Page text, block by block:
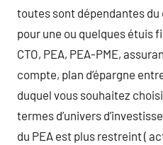
toutes sont dépendantes
pour une ou quelques étuis
CTO, PEA, PEA-PME,
compte, plan d’épargne
duquel vous souhaitez
termes d’univers
du PEA est plus restreint (